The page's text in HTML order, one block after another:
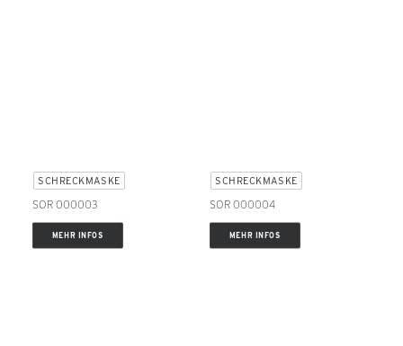
SCHRECKMASKE
SOR 000003
MEHR INFOS
SCHRECKMASKE
SOR 000004
MEHR INFOS